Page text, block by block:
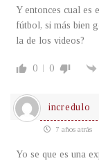
Y entonces cual es
fútbol, si más bien
la de los videos?
0 0
incredulo
7 años atrás
Yo se que es una